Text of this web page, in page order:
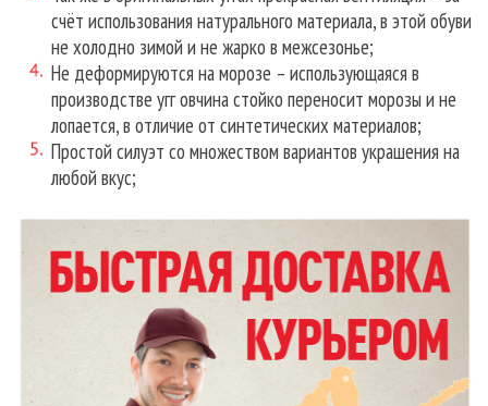
счёт использования натурального материала, в этой обуви
не холодно зимой и не жарко в межсезонье;
Не деформируются на морозе – использующаяся в
производстве угг овчина стойко переносит морозы и не
лопается, в отличие от синтетических материалов;
Простой силуэт со множеством вариантов украшения на
любой вкус;